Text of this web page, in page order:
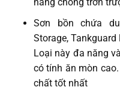
năng chồng trơn
Sơn bồn chứa
Storage,
Loại này đa năng
có tính ăn mòn
chất tốt nhất